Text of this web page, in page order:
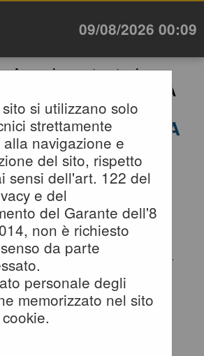
09/08/2026 00:09
Area riservata stazione
area riservata SA
si utilizzano solo
strettamente
alla navigazione e
del sito, rispetto
sensi dell'art. 122 del
e del
del Garante dell'8
non è richiesto
da parte
personale degli
memorizzato nel sito
AREA RISERVATA
è dedicata agli
gestione della fase di
un appalto pubblico di
e Forniture, per la
fase a evidenza pubblica
del contratto.
presenti sono ad uso